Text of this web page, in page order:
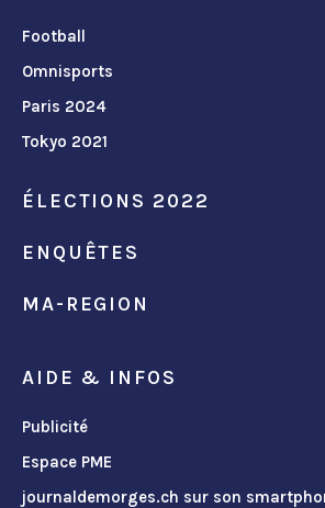
Football
Omnisports
Paris 2024
Tokyo 2021
ÉLECTIONS 2022
ENQUÊTES
MA-REGION
AIDE & INFOS
Publicité
Espace PME
journaldemorges.ch sur son